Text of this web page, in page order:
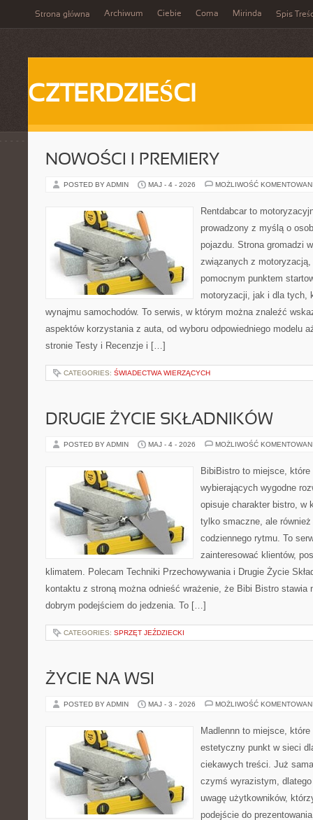
Strona główna Archiwum Ciebie Coma Mirinda Spis
CZTERDZIEŚCI
NOWOŚCI I PREMIERY
POSTED BY ADMIN MAJ - 4 - 2026 MOŻLIWOŚĆ
Rentdabcar to
prowadzony z myślą o
pojazdu. Strona gromadzi
związanych z
pomocnym punktem
motoryzacji, jak i dla tych,
wynajmu samochodów. To serwis, w którym można znaleźć
aspektów korzystania z auta, od wyboru odpowiedniego modelu
stronie Testy i Recenzje i […]
CATEGORIES: ŚWIADECTWA WIERZĄCYCH
DRUGIE ŻYCIE SKŁADNIKÓW
POSTED BY ADMIN MAJ - 4 - 2026 MOŻLIWOŚĆ
BibiBistro to miejsce,
wybierających wygodne
opisuje charakter bistro, w
tylko smaczne, ale również
codziennego rytmu. To
zainteresować klientów,
klimatem. Polecam Techniki Przechowywania i Drugie Życie
kontaktu z stroną można odnieść wrażenie, że Bibi Bistro stawia
dobrym podejściem do jedzenia. To […]
CATEGORIES: SPRZĘT JEŹDZIECKI
ŻYCIE NA WSI
POSTED BY ADMIN MAJ - 3 - 2026 MOŻLIWOŚĆ
Madlennn to miejsce,
estetyczny punkt w sieci
ciekawych treści. Już
czymś wyrazistym,
uwagę użytkowników,
podejście do